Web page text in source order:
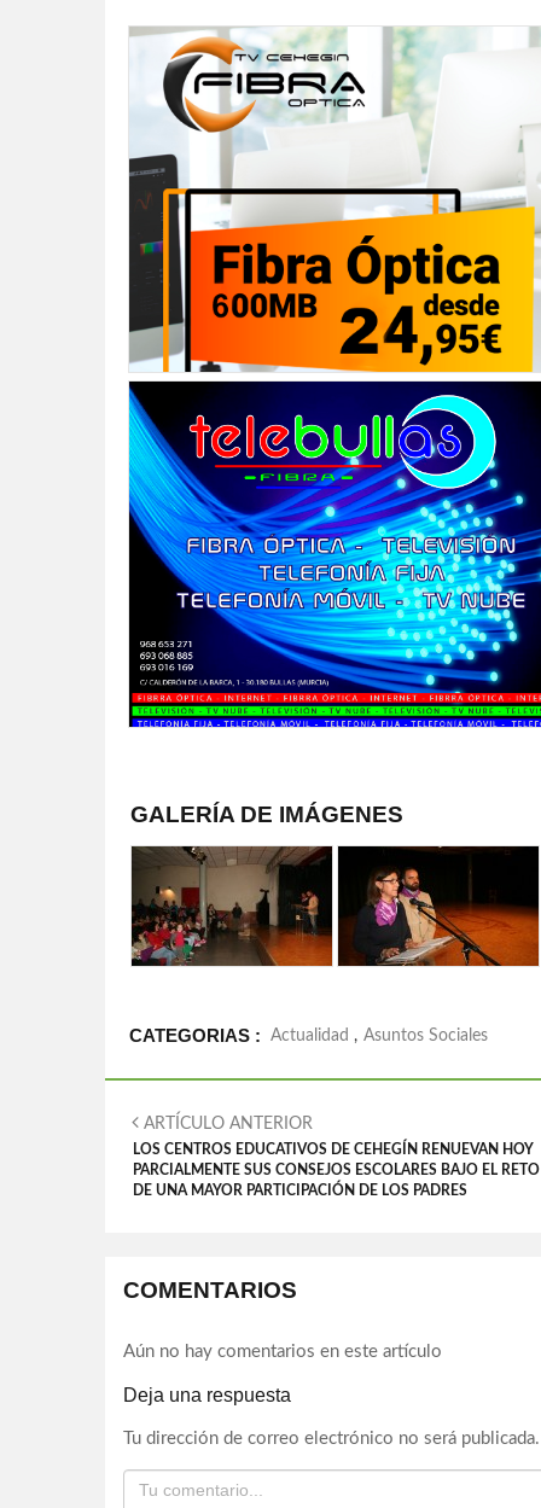
GALERÍA DE IMÁGENES
CATEGORIAS : Actualidad , Asuntos Sociales
ARTÍCULO ANTERIOR
LOS CENTROS EDUCATIVOS DE CEHEGÍN RENUEVAN HOY
PARCIALMENTE SUS CONSEJOS ESCOLARES BAJO EL RETO
DE UNA MAYOR PARTICIPACIÓN DE LOS PADRES
COMENTARIOS
Aún no hay comentarios en este artículo
Deja una respuesta
Tu dirección de correo electrónico no será publicada.